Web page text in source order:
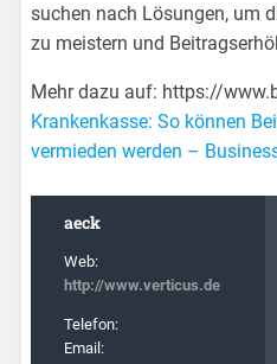
suchen nach Lösungen, um
zu meistern und
Mehr dazu auf: https://
Krankenkasse: So können
vermieden werden –
aeck
Web:
http://www.verticus.de
Telefon:
Email: